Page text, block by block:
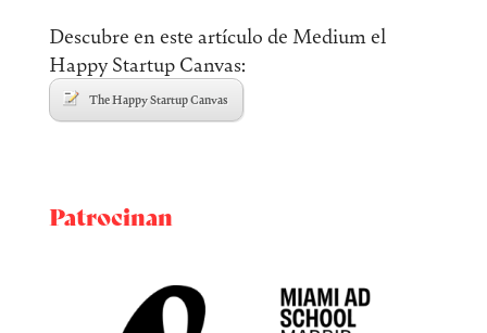
Descubre en este artículo de Medium el
Happy Startup Canvas:
The Happy Startup Canvas
Patrocinan